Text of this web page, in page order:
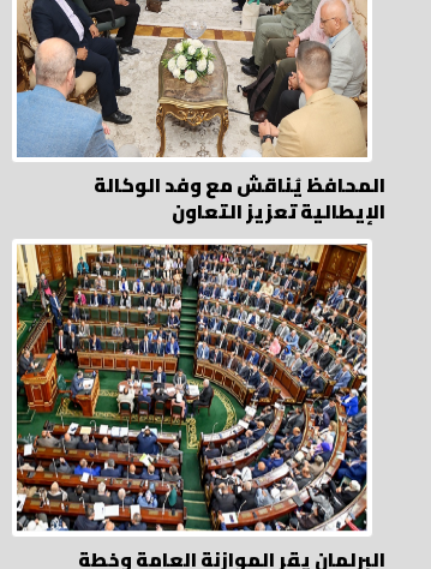
المحافظ يُناقش مع وفد الوكالة
الإيطالية تعزيز التعاون
البرلمان يقر الموازنة العامة وخطة